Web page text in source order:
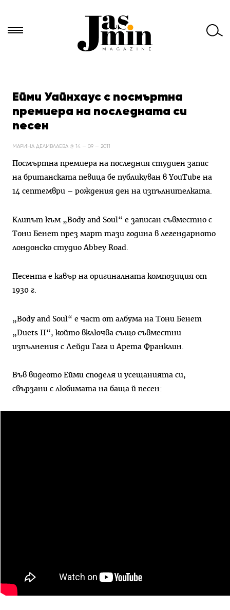
за:Ейми Уайнхаус с посмъртна
премиера на последната си
песен
МАРИНА ДЕЛИВЛАЕВА @ 14 — 09 — 2011
Посмъртна премиера на последния студиен запис
на британската певица бе публикуван в YouTube на
14 септември – рождения ден на изпълнителката.
Клипът към „Body and Soul“ е записан съвместно с
Тони Бенет през март тази година в легендарното
лондонско студио Abbey Road.
Песента е кавър на оригиналната композиция от
1930 г.
„Body and Soul“ е част от албума на Тони Бенет
„Duets II“, който включва също съвместни
изпълнения с Лейди Гага и Арета Франклин.
Във видеото Ейми споделя и усещанията си,
свързани с любимата на баща й песен: